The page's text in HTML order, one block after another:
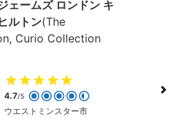
ェームズ ロンドン キ
ルトン(The
Curio Collection
4.7/5
ウエストミンスター市